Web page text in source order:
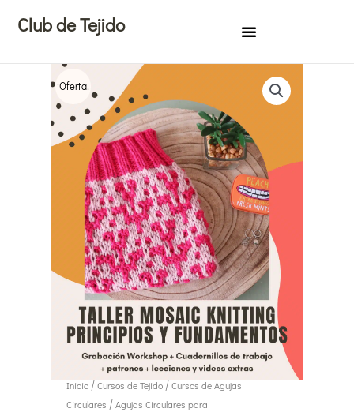
contenido
Club de Tejido
¡Oferta!
Inicio /Cursos de Tejido /Cursos de Agujas
Circulares /Agujas Circulares para